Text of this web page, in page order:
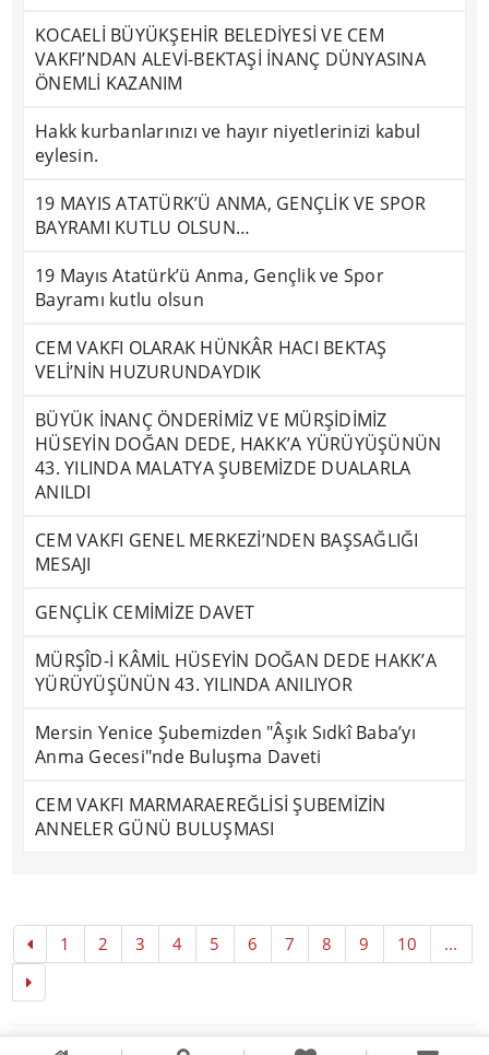
KOCAELİ BÜYÜKŞEHİR BELEDİYESİ VE CEM
VAKFI’NDAN ALEVİ-BEKTAŞİ İNANÇ DÜNYASINA
ÖNEMLİ KAZANIM
Hakk kurbanlarınızı ve hayır niyetlerinizi kabul
eylesin.
19 MAYIS ATATÜRK’Ü ANMA, GENÇLİK VE SPOR
BAYRAMI KUTLU OLSUN…
19 Mayıs Atatürk’ü Anma, Gençlik ve Spor
Bayramı kutlu olsun
CEM VAKFI OLARAK HÜNKÂR HACI BEKTAŞ
VELİ’NİN HUZURUNDAYDIK
BÜYÜK İNANÇ ÖNDERİMİZ VE MÜRŞİDİMİZ
HÜSEYİN DOĞAN DEDE, HAKK’A YÜRÜYÜŞÜNÜN
43. YILINDA MALATYA ŞUBEMİZDE DUALARLA
ANILDI
CEM VAKFI GENEL MERKEZİ’NDEN BAŞSAĞLIĞI
MESAJI
GENÇLİK CEMİMİZE DAVET
MÜRŞÎD-İ KÂMİL HÜSEYİN DOĞAN DEDE HAKK’A
YÜRÜYÜŞÜNÜN 43. YILINDA ANILIYOR
Mersin Yenice Şubemizden "Âşık Sıdkî Baba’yı
Anma Gecesi"nde Buluşma Daveti
CEM VAKFI MARMARAEREĞLİSİ ŞUBEMİZİN
ANNELER GÜNÜ BULUŞMASI
1 2 3 4 5 6 7 8 9 10 ...